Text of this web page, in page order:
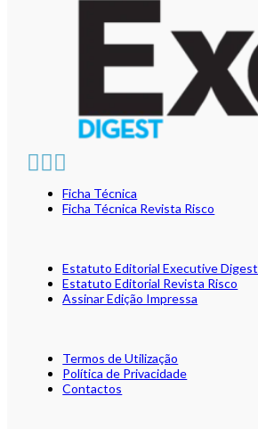
Ficha Técnica
Ficha Técnica Revista Risco
Estatuto Editorial Executive Digest
Estatuto Editorial Revista Risco
Assinar Edição Impressa
Termos de Utilização
Política de Privacidade
Contactos